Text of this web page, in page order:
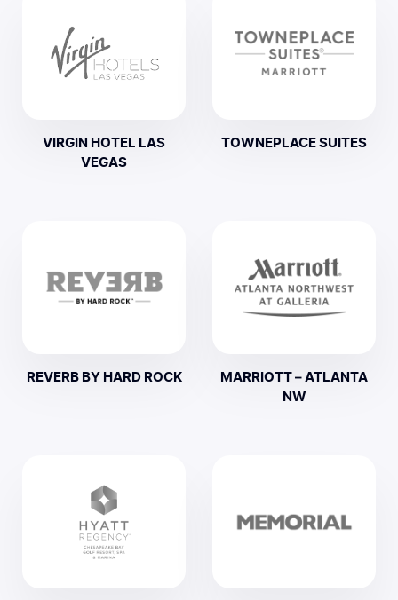
VIRGIN HOTEL LAS
VEGAS
TOWNEPLACE SUITES
REVERB BY HARD ROCK
MARRIOTT – ATLANTA
NW